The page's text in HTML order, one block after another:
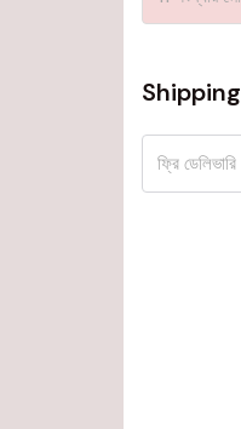
Shipping
ফ্রি ডেলিভারি